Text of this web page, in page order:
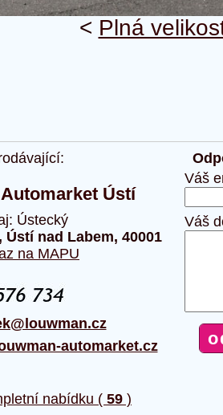
< Plná
Ústí
Ústecký
Ústí nad Labem, 40001
na MAPU
automarket.cz
nabídku ( 59 )
Váš
Váš